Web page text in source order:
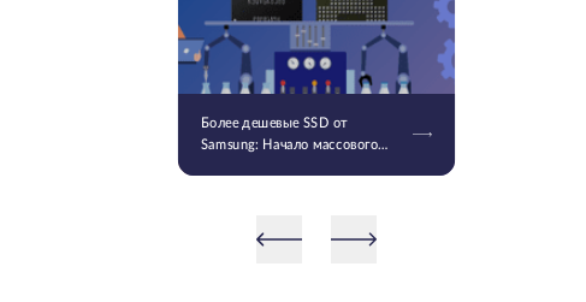
Более дешевые SSD от
Samsung: Начало массового